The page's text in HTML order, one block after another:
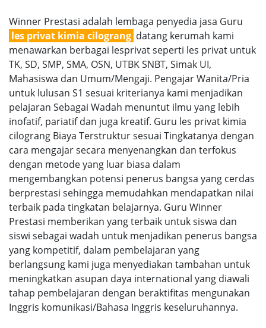
Winner Prestasi adalah lembaga penyedia jasa Guru
les privat kimia cilograng datang kerumah kami
menawarkan berbagai lesprivat seperti les privat untuk
TK, SD, SMP, SMA, OSN, UTBK SNBT, Simak UI,
Mahasiswa dan Umum/Mengaji. Pengajar Wanita/Pria
untuk lulusan S1 sesuai kriterianya kami menjadikan
pelajaran Sebagai Wadah menuntut ilmu yang lebih
inofatif, pariatif dan juga kreatif. Guru les privat kimia
cilograng Biaya Terstruktur sesuai Tingkatanya dengan
cara mengajar secara menyenangkan dan terfokus
dengan metode yang luar biasa dalam
mengembangkan potensi penerus bangsa yang cerdas
berprestasi sehingga memudahkan mendapatkan nilai
terbaik pada tingkatan belajarnya. Guru Winner
Prestasi memberikan yang terbaik untuk siswa dan
siswi sebagai wadah untuk menjadikan penerus bangsa
yang kompetitif, dalam pembelajaran yang
berlangsung kami juga menyediakan tambahan untuk
meningkatkan asupan daya international yang diawali
tahap pembelajaran dengan beraktifitas mengunakan
Inggris komunikasi/Bahasa Inggris keseluruhannya.